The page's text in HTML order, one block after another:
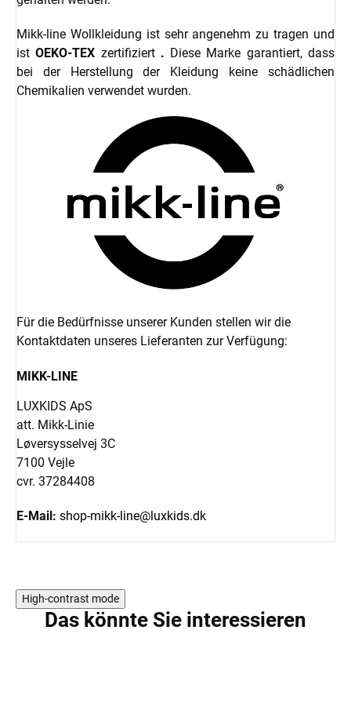
Mikk-line Wollkleidung ist sehr angenehm zu tragen und
istOEKO-TEX zertifiziert . Diese Marke garantiert, dass
bei der Herstellung der Kleidung keine schädlichen
Chemikalien verwendet wurden.
Für die Bedürfnisse unserer Kunden stellen wir die
Kontaktdaten unseres Lieferanten zur Verfügung:
MIKK-LINE
LUXKIDS ApS
att. Mikk-Linie
Løversysselvej 3C
7100 Vejle
cvr. 37284408
E-Mail: shop-mikk-line@luxkids.dk
High-contrast mode
Das könnte Sie interessieren